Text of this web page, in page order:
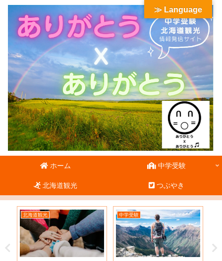
ホーム 中学受験
北海道観光 つぶやき
北海道観光 中学受験
≫ Language